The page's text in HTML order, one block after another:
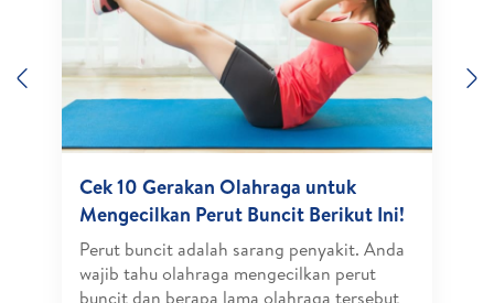
Previous
Cek 10 Gerakan Olahraga untuk
Mengecilkan Perut Buncit Berikut Ini!
Perut buncit adalah sarang penyakit. Anda
wajib tahu olahraga mengecilkan perut
buncit dan berapa lama olahraga tersebut